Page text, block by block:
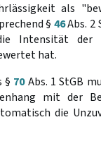
als
§ 46Abs. 2
Intensität der
hat.
§ 70Abs. 1 StGB
mit der
die